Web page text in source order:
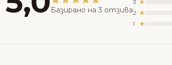
Базирано на 3 отзива
3
2
1